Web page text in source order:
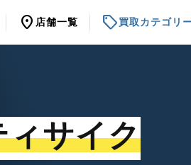
location_on 店舗一覧 sell買取カテゴリ
ィサイク